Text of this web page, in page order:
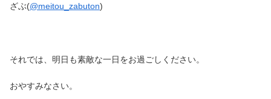
ざぶ(@meitou_zabuton)
それでは、明日も素敵な一日をお過ごしください。
おやすみなさい。